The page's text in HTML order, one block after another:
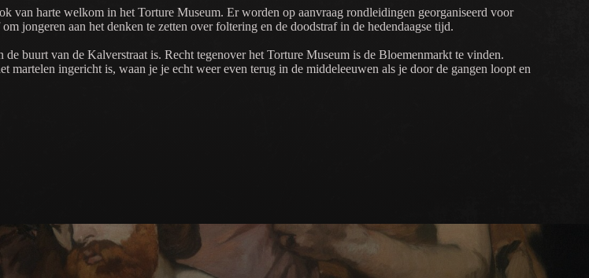
van harte welkom in het Torture Museum. Er worden op aanvraag rondleidingen georganiseerd voor
jongeren aan het denken te zetten over foltering en de doodstraf in de hedendaagse tijd.
buurt van de Kalverstraat is. Recht tegenover het Torture Museum is de Bloemenmarkt te vinden.
martelen ingericht is, waan je je echt weer even terug in de middeleeuwen als je door de gangen loopt en